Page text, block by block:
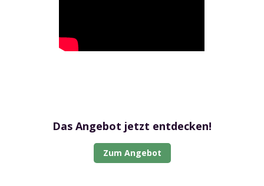
Das Angebot jetzt entdecken!
Zum Angebot